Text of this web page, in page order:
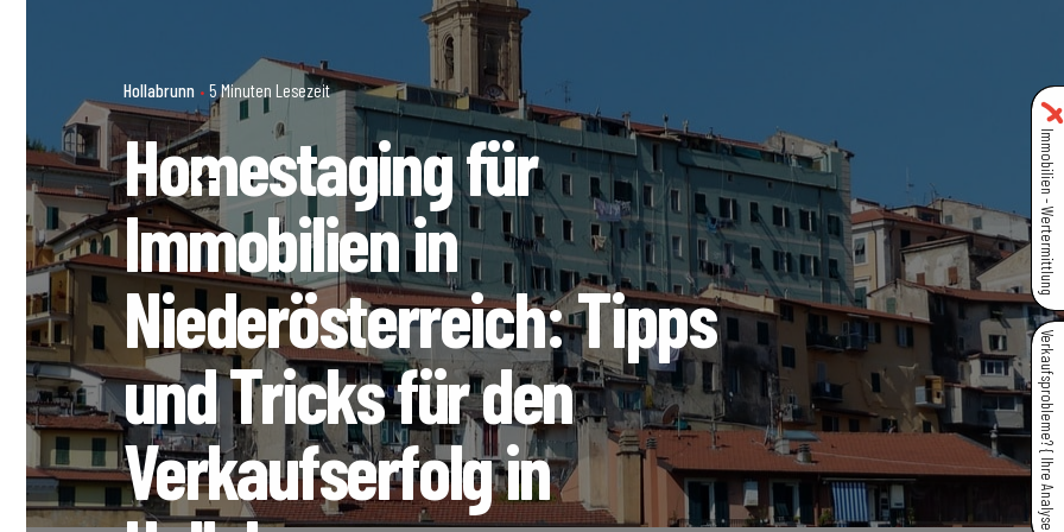
Hollabrunn 5 Minuten Lesezeit
Homestaging für
Immobilien in
Niederösterreich: Tipps
und Tricks für den
Verkaufserfolg in
Immobilien - Wertermittlung
Verkaufsprobleme? { Ihre Analyse }